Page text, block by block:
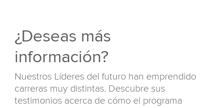
¿Deseas más
información?
Nuestros Líderes del futuro han emprendido
carreras muy distintas. Descubre sus
testimonios acerca de cómo el programa